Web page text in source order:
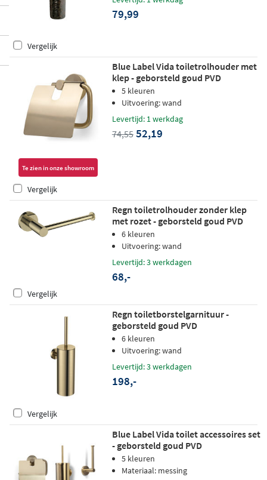
79,99
Vergelijk
Te zien in onze showroom
Blue Label Vida toiletrolhouder met
klep - geborsteld goud PVD
5 kleuren
Uitvoering: wand
Levertijd: 1 werkdag
74,55 52,19
Vergelijk
Regn toiletrolhouder zonder klep
met rozet - geborsteld goud PVD
6 kleuren
Uitvoering: wand
Levertijd: 3 werkdagen
68,-
Vergelijk
Regn toiletborstelgarnituur -
geborsteld goud PVD
6 kleuren
Uitvoering: wand
Levertijd: 3 werkdagen
198,-
Vergelijk
Blue Label Vida toilet accessoires set
- geborsteld goud PVD
5 kleuren
Materiaal: messing